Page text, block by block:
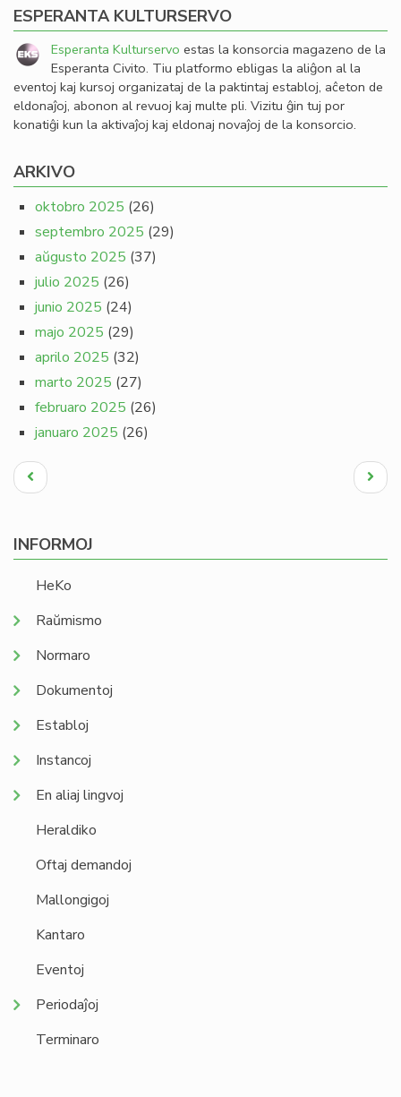
ESPERANTA KULTURSERVO
Esperanta Kulturservo estas la konsorcia magazeno de la
Esperanta Civito. Tiu platformo ebligas la aliĝon al la
eventoj kaj kursoj organizataj de la paktintaj establoj, aĉeton de
eldonaĵoj, abonon al revuoj kaj multe pli. Vizitu ĝin tuj por
konatiĝi kun la aktivaĵoj kaj eldonaj novaĵoj de la konsorcio.
ARKIVO
oktobro 2025 (26)
septembro 2025 (29)
aŭgusto 2025 (37)
julio 2025 (26)
junio 2025 (24)
majo 2025 (29)
aprilo 2025 (32)
marto 2025 (27)
februaro 2025 (26)
januaro 2025 (26)
Pagination
Antaŭa
paĝo
Next
page
INFORMOJ
HeKo
Raŭmismo
Normaro
Dokumentoj
Establoj
Instancoj
En aliaj lingvoj
Heraldiko
Oftaj demandoj
Mallongigoj
Kantaro
Eventoj
Periodaĵoj
Terminaro